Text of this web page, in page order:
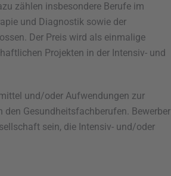
zählen insbesondere Berufe im
und Diagnostik sowie der
Der Preis wird als einmalige
Projekten in der Intensiv- und
und/oder Aufwendungen zur
Gesundheitsfachberufen. Bewerber
sein, die Intensiv- und/oder